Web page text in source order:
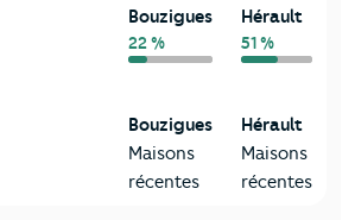
Bouzigues
22 %
Hérault
51 %
Bouzigues
Maisons
récentes
Hérault
Maisons
récentes